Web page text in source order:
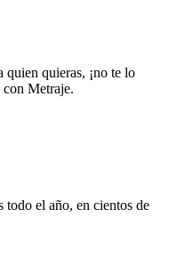
quien quieras, ¡no te lo
con Metraje.
todo el año, en cientos de